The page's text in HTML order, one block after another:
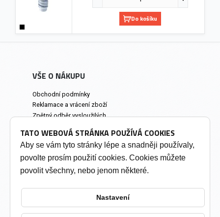
Do košíku
VŠE O NÁKUPU
Obchodní podmínky
Reklamace a vrácení zboží
Zpětný odběr vysloužilých
Prodejna a osobní odběr
INFORMACE
Změnit nastavení cookies
TATO WEBOVÁ STRÁNKA POUŽÍVÁ COOKIES
Aby se vám tyto stránky lépe a snadněji používaly,
povolte prosím použití cookies. Cookies můžete
povolit všechny, nebo jenom některé.
Nastavení